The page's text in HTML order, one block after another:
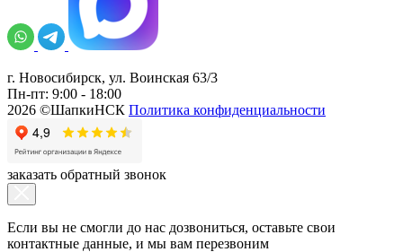
г. Новосибирск, ул. Воинская 63/3
Пн-пт: 9:00 - 18:00
2026 ©ШапкиНСК Политика конфиденциальности
заказать обратный звонок
Если вы не смогли до нас дозвониться, оставьте свои
контактные данные, и мы вам перезвоним